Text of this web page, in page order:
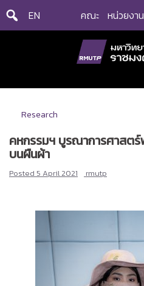
Skip
EN คณะ หน่วยงาน
Research
คหกรรมฯ บูรณาการศาสต
บนผืนผ้า
Posted 5 April 2021 rmutp